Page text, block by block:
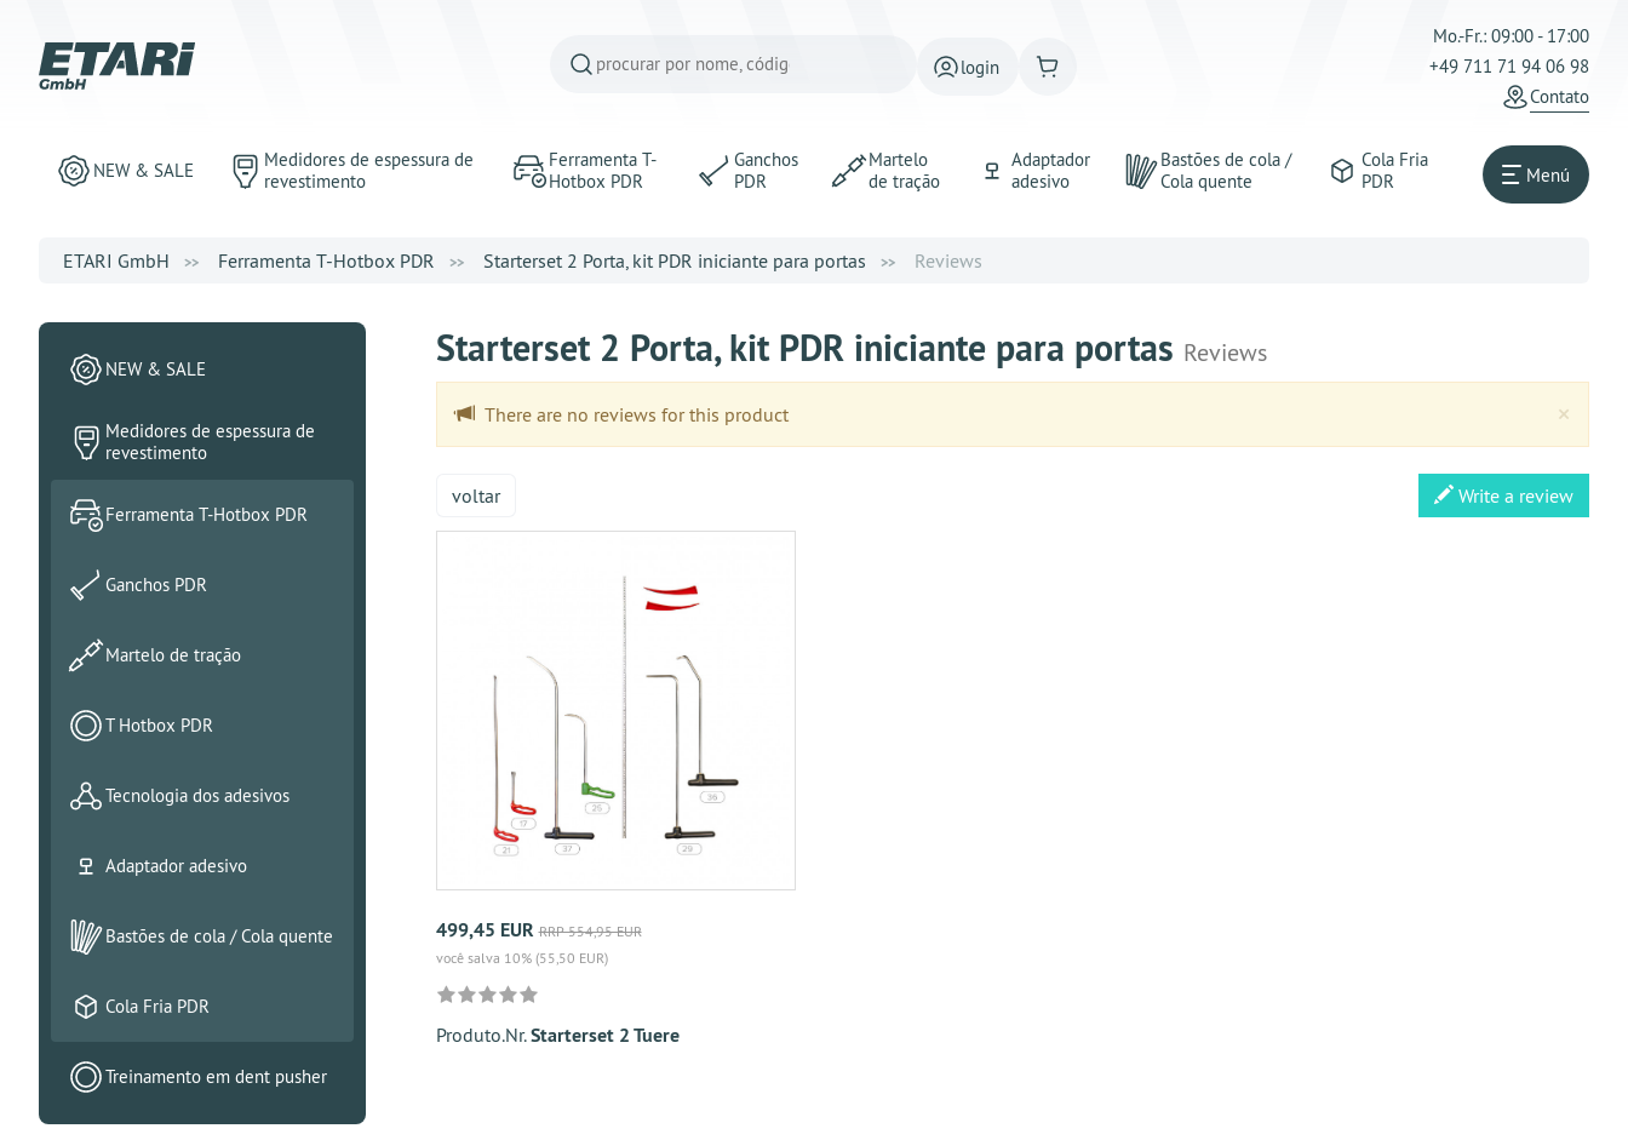
login
Mo.-Fr.: 09:00 - 17:00
+49 711 71 94 06 98
Contato
NEW & SALE
Medidores de espessura de
revestimento
Ferramenta T-
Hotbox PDR
Ganchos
PDR
Martelo
de tração
Adaptador
adesivo
Bastões de cola /
Cola quente
Cola Fria
PDR
Menú
ETARI GmbH Ferramenta T-Hotbox PDR Starterset 2 Porta, kit PDR iniciante para portas Reviews
Starterset 2 Porta, kit PDR iniciante para portas Reviews
×
There are no reviews for this product
voltar
499,45 EUR RRP 554,95 EUR
você salva 10% (55,50 EUR)
Produto.Nr.Starterset 2 Tuere
Write a review
NEW & SALE
Medidores de espessura de
revestimento
Ferramenta T-Hotbox PDR
Ganchos PDR
Martelo de tração
T Hotbox PDR
Tecnologia dos adesivos
Adaptador adesivo
Bastões de cola / Cola quente
Cola Fria PDR
Treinamento em dent pusher